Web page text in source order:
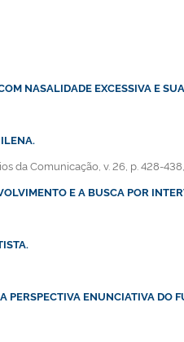
NASALIDADE EXCESSIVA E
da Comunicação, v. 26, p. 428-
E A BUSCA POR
PERSPECTIVA ENUNCIATIVA DO